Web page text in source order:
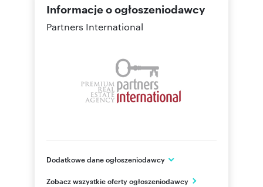
and the Ślęża Mountain silhouette offer
unparalleled tranquility.
* Prestige: A boutique building with a modern,
* Urban Comfort: Seamless connectivity to the
city center combined with a secluded, green
* Efficiency: High energy standards and superior
Informacje o ogłoszeniodawcy
Partners International
Dodatkowe dane ogłoszeniodawcy
Warszawa
Zobacz wszystkie oferty ogłoszeniodawcy